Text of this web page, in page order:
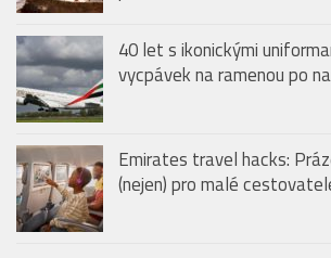
40 let s ikonickými
vycpávek na ramenou po
Emirates travel hacks:
(nejen) pro malé